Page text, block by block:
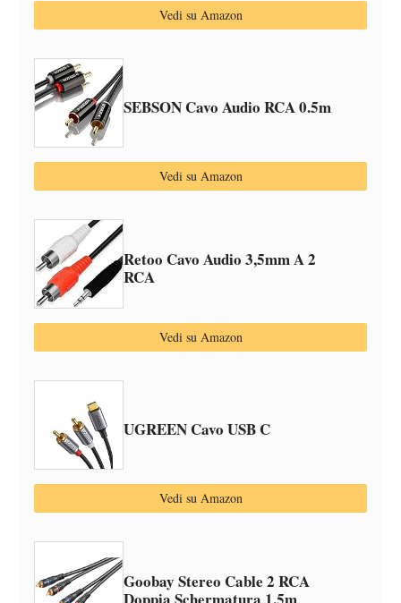
Vedi su Amazon
SEBSON Cavo Audio RCA 0.5m
Vedi su Amazon
Retoo Cavo Audio 3,5mm A 2
RCA
Vedi su Amazon
UGREEN Cavo USB C
Vedi su Amazon
Goobay Stereo Cable 2 RCA